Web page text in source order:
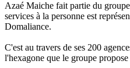
Azaé Maiche fait partie du
services à la personne est
Domaliance.
C'est au travers de ses 200
l'hexagone que le groupe